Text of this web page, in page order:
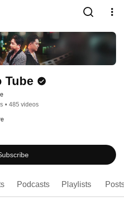
Tube
• 485 videos
Podcasts Playlists